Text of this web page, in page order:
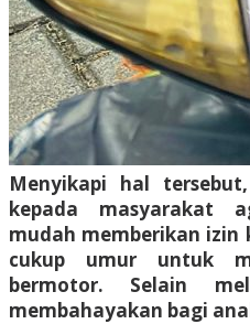
Menyikapi hal
kepada masyarakat
mudah memberikan izin
cukup umur untuk
bermotor. Selain
membahayakan bagi